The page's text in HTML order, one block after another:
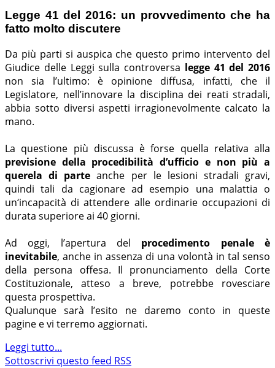
Legge 41 del 2016: un provvedimento che ha
fatto molto discutere
Da più parti si auspica che questo primo intervento del
Giudice delle Leggi sulla controversa legge 41 del 2016
non sia l’ultimo: è opinione diffusa, infatti, che il
Legislatore, nell’innovare la disciplina dei reati stradali,
abbia sotto diversi aspetti irragionevolmente calcato la
mano.
La questione più discussa è forse quella relativa alla
previsione della procedibilità d’ufficio e non più a
querela di parte anche per le lesioni stradali gravi,
quindi tali da cagionare ad esempio una malattia o
un‘incapacità di attendere alle ordinarie occupazioni di
durata superiore ai 40 giorni.
Ad oggi, l’apertura del procedimento penale è
inevitabile, anche in assenza di una volontà in tal senso
della persona offesa. Il pronunciamento della Corte
Costituzionale, atteso a breve, potrebbe rovesciare
questa prospettiva.
Qualunque sarà l’esito ne daremo conto in queste
pagine e vi terremo aggiornati.
Leggi tutto...
Sottoscrivi questo feed RSS